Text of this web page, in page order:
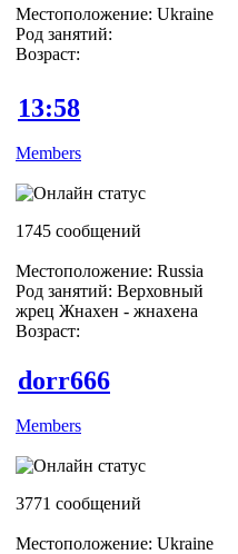
Местоположение: Ukraine
Род занятий:
Возраст:
13:58
Members
1745 сообщений
Местоположение: Russia
Род занятий: Верховный
жрец Жнахен - жнахена
Возраст:
dorr666
Members
3771 сообщений
Местоположение: Ukraine